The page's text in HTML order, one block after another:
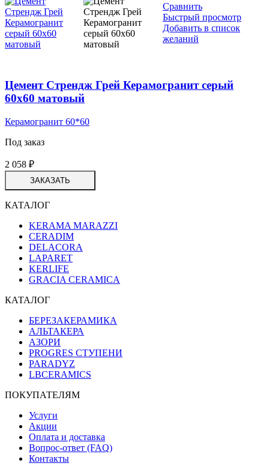
Сравнить
Быстрый просмотр
Добавить в список
желаний
Цемент Стрендж Грей Керамогранит серый
60х60 матовый
Керамогранит 60*60
Под заказ
2 058 ₽
ЗАКАЗАТЬ
КАТАЛОГ
KERAMA MARAZZI
CERADIM
DELACORA
LAPARET
KERLIFE
GRACIA CERAMICA
КАТАЛОГ
БЕРЕЗАКЕРАМИКА
АЛЬТАКЕРА
АЗОРИ
PROGRES СТУПЕНИ
PARADYZ
LBCERAMICS
ПОКУПАТЕЛЯМ
Услуги
Акции
Оплата и доставка
Вопрос-ответ (FAQ)
Контакты